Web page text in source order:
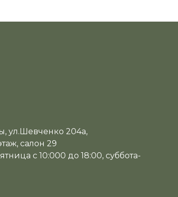
ул.Шевченко 204а,
салон 29
с 10:000 до 18:00, суббота-